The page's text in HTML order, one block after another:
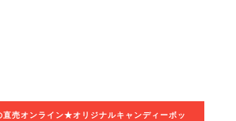
売オンライン★オリジナルキャンディーボッ